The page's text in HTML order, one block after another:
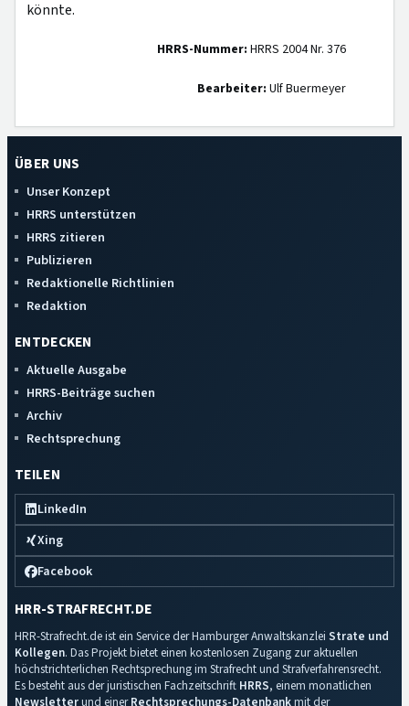
könnte.
HRRS-Nummer: HRRS 2004 Nr. 376
Bearbeiter: Ulf Buermeyer
ÜBER UNS
Unser Konzept
HRRS unterstützen
HRRS zitieren
Publizieren
Redaktionelle Richtlinien
Redaktion
ENTDECKEN
Aktuelle Ausgabe
HRRS-Beiträge suchen
Archiv
Rechtsprechung
TEILEN
LinkedIn
Xing
Facebook
HRR-STRAFRECHT.DE
HRR-Strafrecht.de ist ein Service der Hamburger Anwaltskanzlei Strate und
Kollegen. Das Projekt bietet einen kostenlosen Zugang zur aktuellen
höchstrichterlichen Rechtsprechung im Strafrecht und Strafverfahrensrecht.
Es besteht aus der juristischen Fachzeitschrift HRRS, einem monatlichen
Newsletterund einerRechtsprechungs-Datenbankmit der